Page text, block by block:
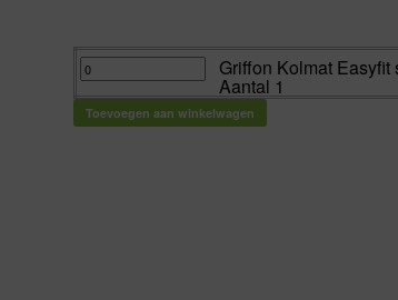
Griffon
Kolmat
Easyfit
schroefdraadafdichting
flacon
Griffon Kolmat
Aantal 1
Toevoegen aan winkelwagen